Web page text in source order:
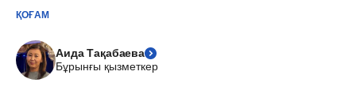
ҚОҒАМ
Аида Тақабаева
Бұрынғы қызметкер